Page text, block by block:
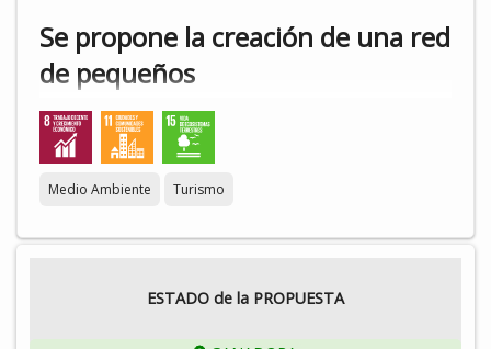
Se propone la creación de una red
de pequeños
embarcaderos/plataformas
flotantes en puntos de interés de
los embalses de La Siberia (Cijara,
instalación de pequeñas
Medio Ambiente Turismo
ESTADO de la PROPUESTA